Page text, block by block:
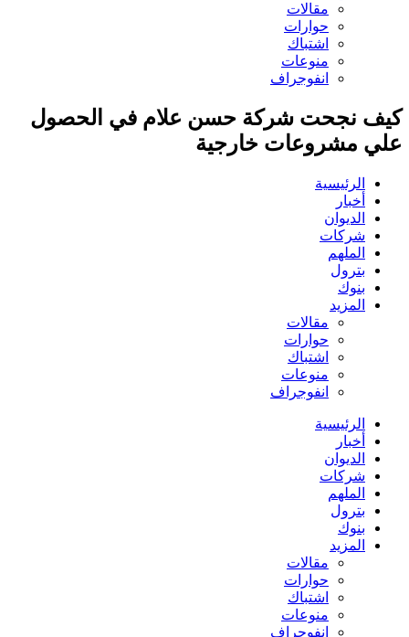
مقالات
حوارات
اشتباك
منوعات
انفوجراف
كيف نجحت شركة حسن علام في الحصول
علي مشروعات خارجية
الرئيسية
أخبار
الديوان
شركات
الملهم
بترول
بنوك
المزيد
مقالات
حوارات
اشتباك
منوعات
انفوجراف
الرئيسية
أخبار
الديوان
شركات
الملهم
بترول
بنوك
المزيد
مقالات
حوارات
اشتباك
منوعات
انفوجراف